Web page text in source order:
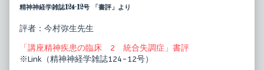
精
患
臨
床
posts
author
講
座
精神神経学雑誌124-12号 「書評」より
評者：今村弥生先生
「講座精神疾患の臨床 2 統合失調症」書評
※Link（精神神経学雑誌124-12号）